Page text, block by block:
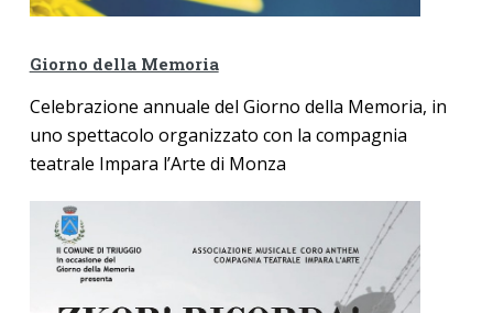
Giorno della Memoria
Celebrazione annuale del Giorno della Memoria, in
uno spettacolo organizzato con la compagnia
teatrale Impara l’Arte di Monza